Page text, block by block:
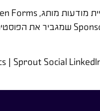
Sprout Social